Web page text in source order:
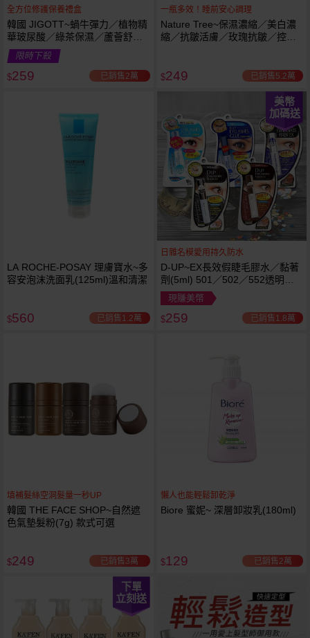
全方位修護保養禮盒
韓國 JIGOTT~蝸牛彈力／植物精
華玻尿酸／綠茶保濕／蘆薈舒緩
修復 禮盒(5件組) 款式可選 化妝
水+乳液+面霜
限時下殺
$259 已銷售2萬
一瓶多效！睡前安心調理
Nature Tree~保濕濃縮／美白濃
縮／抗皺活膚／玫瑰抗皺／控油
$249 已銷售5.2萬
LA ROCHE-POSAY 理膚寶水~多
容安泡沫洗面乳(125ml)溫和清潔
$560 已銷售1.2萬
美幣
加碼送
日雜名模愛用持久防水
D-UP~EX長效假睫毛膠水／黏著
劑(5ml) 501／502／552透明／
553黑色／554咖啡色 款式可選
現賺美幣
$259 已銷售1.8萬
填補髮絲空洞髮量一秒UP
韓國 THE FACE SHOP~自然遮
色氣墊髮粉(7g) 款式可選
$249 已銷售3萬
懶人也能輕鬆卸乾淨
Biore 蜜妮~ 深層卸妝乳(180ml)
$129 已銷售2萬
下單
立刻送